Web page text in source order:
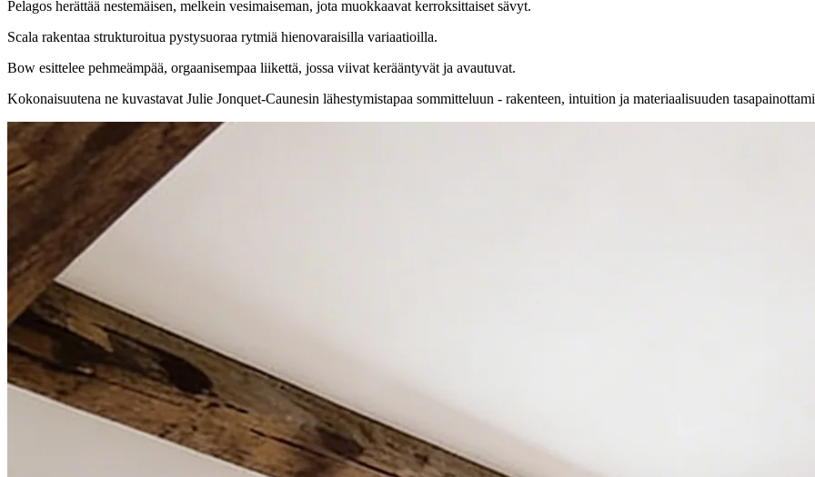
Pelagos herättää nestemäisen, melkein vesimaiseman, jota muokkaavat kerroksittaiset sävyt.
Scala rakentaa strukturoitua pystysuoraa rytmiä hienovaraisilla variaatioilla.
Bow esittelee pehmeämpää, orgaanisempaa liikettä, jossa viivat kerääntyvät ja avautuvat.
Kokonaisuutena ne kuvastavat Julie Jonquet-Caunesin lähestymistapaa sommitteluun - rakenteen, intuition ja materiaalisuuden